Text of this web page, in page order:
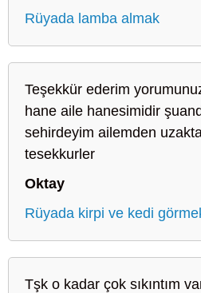
Rüyada lamba almak
Teşekkür ederim
hane aile hanesimidir
sehirdeyim ailemden
tesekkurler
Oktay
Rüyada kirpi ve kedi
Tşk o kadar çok sıkıntım